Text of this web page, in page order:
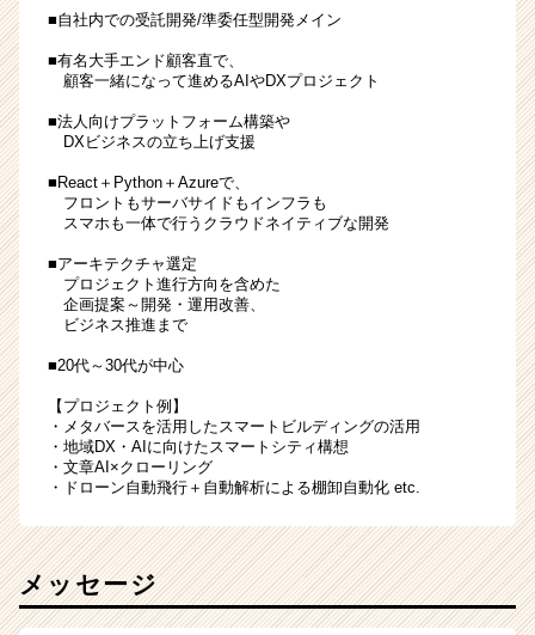
■自社内での受託開発/準委任型開発メイン
■有名大手エンド顧客直で、
顧客一緒になって進めるAIやDXプロジェクト
■法人向けプラットフォーム構築や
DXビジネスの立ち上げ支援
■React＋Python＋Azureで、
フロントもサーバサイドもインフラも
スマホも一体で行うクラウドネイティブな開発
■アーキテクチャ選定
プロジェクト進行方向を含めた
企画提案～開発・運用改善、
ビジネス推進まで
■20代～30代が中心
【プロジェクト例】
・メタバースを活用したスマートビルディングの活用
・地域DX・AIに向けたスマートシティ構想
・文章AI×クローリング
・ドローン自動飛行＋自動解析による棚卸自動化 etc.
メッセージ